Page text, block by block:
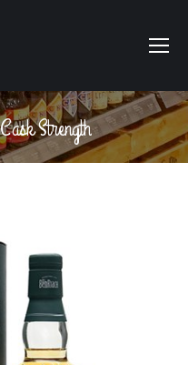
Strength
êtes ici :